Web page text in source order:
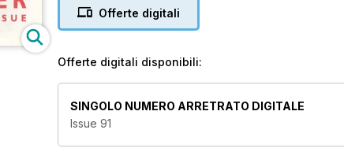
Offerte digitali
Offerte digitali disponibili:
SINGOLO NUMERO ARRETRATO DIGITALE
Issue 91